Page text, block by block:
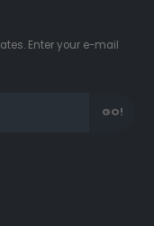
Enter your e-mail